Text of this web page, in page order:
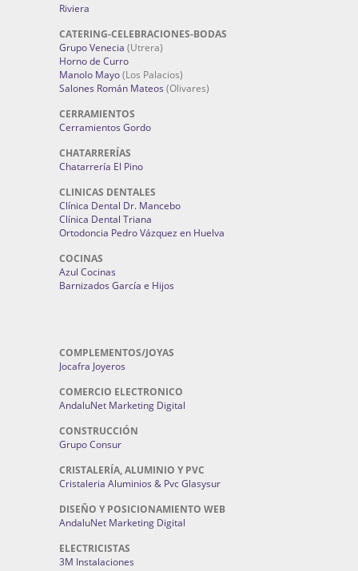
Riviera
CATERING-CELEBRACIONES-BODAS
Grupo Venecia (Utrera)
Horno de Curro
Manolo Mayo(Los Palacios)
Salones Román Mateos (Olivares)
CERRAMIENTOS
Cerramientos Gordo
CHATARRERÍAS
Chatarrería El Pino
CLINICAS DENTALES
Clínica Dental Dr. Mancebo
Clínica Dental Triana
Ortodoncia Pedro Vázquez en Huelva
COCINAS
Azul Cocinas
Barnizados García e Hijos
COMPLEMENTOS/JOYAS
Jocafra Joyeros
COMERCIO ELECTRONICO
AndaluNet Marketing Digital
CONSTRUCCIÓN
Grupo Consur
CRISTALERÍA, ALUMINIO Y PVC
Cristaleria Aluminios & Pvc Glasysur
DISEÑO Y POSICIONAMIENTO WEB
AndaluNet Marketing Digital
ELECTRICISTAS
3M Instalaciones